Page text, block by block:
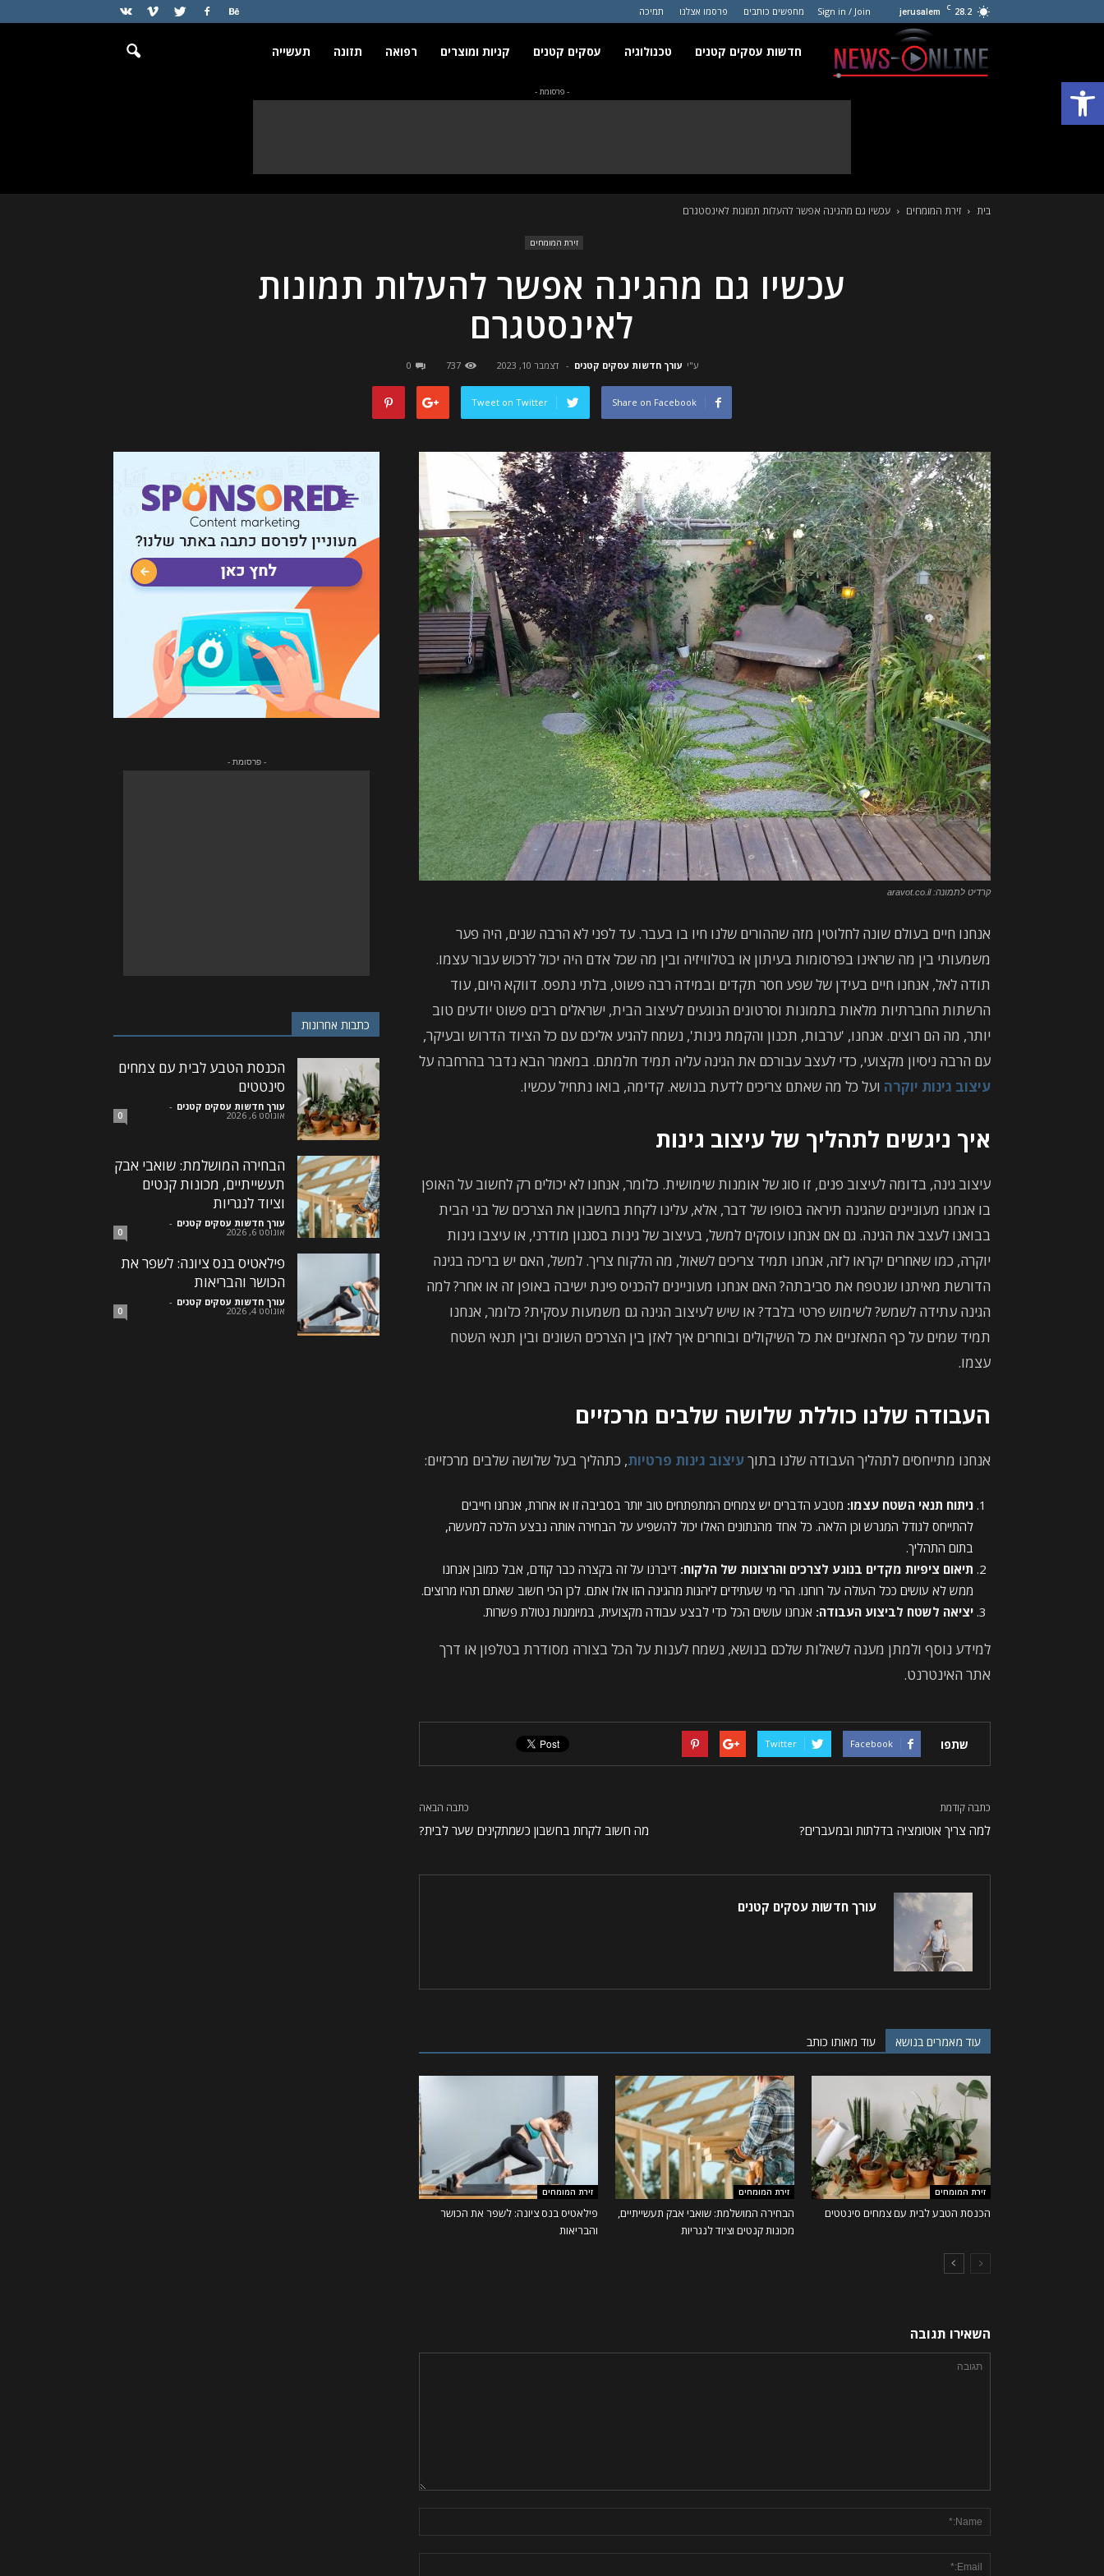
פתח סרגל נגישות
28.2
C
jerusalem
Sign in / Join מחפשים כותבים פרסמו אצלנו תמיכה
חדשות
חדשות עסקים קטנים טכנולוגיה עסקים קטנים קניות ומוצרים רפואה תזונה תעשייה
- פרסומת -
בית זירת המומחים עכשיו גם מהגינה אפשר להעלות תמונות לאינסטגרם
זירת המומחים
עכשיו גם מהגינה אפשר להעלות תמונות
לאינסטגרם
ע"י עורך חדשות עסקים קטנים - דצמבר 10, 2023 737
0
Share on Facebook
Tweet on Twitter
קרדיט לתמונה: aravot.co.il
אנחנו חיים בעולם שונה לחלוטין מזה שההורים שלנו חיו בו בעבר. עד לפני לא הרבה שנים, היה פער
משמעותי בין מה שראינו בפרסומות בעיתון או בטלוויזיה ובין מה שכל אדם היה יכול לרכוש עבור עצמו.
תודה לאל, אנחנו חיים בעידן של שפע חסר תקדים ובמידה רבה פשוט, בלתי נתפס. דווקא היום, עוד
הרשתות החברתיות מלאות בתמונות וסרטונים הנוגעים לעיצוב הבית, ישראלים רבים פשוט יודעים טוב
יותר, מה הם רוצים. אנחנו, 'ערבות, תכנון והקמת גינות', נשמח להגיע אליכם עם כל הציוד הדרוש ובעיקר,
עם הרבה ניסיון מקצועי, כדי לעצב עבורכם את הגינה עליה תמיד חלמתם. במאמר הבא נדבר בהרחבה על
עיצוב גינות יוקרה ועל כל מה שאתם צריכים לדעת בנושא. קדימה, בואו נתחיל עכשיו.
איך ניגשים לתהליך של עיצוב גינות
עיצוב גינה, בדומה לעיצוב פנים, זו סוג של אומנות שימושית. כלומר, אנחנו לא יכולים רק לחשוב על האופן
בו אנחנו מעוניינים שהגינה תיראה בסופו של דבר, אלא, עלינו לקחת בחשבון את הצרכים של בני הבית
בבואנו לעצב את הגינה. גם אם אנחנו עוסקים למשל, בעיצוב של גינות בסגנון מודרני, או עיצבו גינות
יוקרה, כמו שאחרים יקראו לזה, אנחנו תמיד צריכים לשאול, מה הלקוח צריך. למשל, האם יש בריכה בגינה
הדורשת מאיתנו שנטפח את סביבתה? האם אנחנו מעוניינים להכניס פינת ישיבה באופן זה או אחר? למה
הגינה עתידה לשמש? לשימוש פרטי בלבד? או שיש לעיצוב הגינה גם משמעות עסקית? כלומר, אנחנו
תמיד שמים על כף המאזניים את כל השיקולים ובוחרים איך לאזן בין הצרכים השונים ובין תנאי השטח
עצמו.
העבודה שלנו כוללת שלושה שלבים מרכזיים
אנחנו מתייחסים לתהליך העבודה שלנו בתוךעיצוב גינות פרטיות, כתהליך בעל שלושה שלבים מרכזיים:
ניתוח תנאי השטח עצמו: מטבע הדברים יש צמחים המתפתחים טוב יותר בסביבה זו או אחרת, אנחנו חייבים
להתייחס לגודל המגרש וכן הלאה. כל אחד מהנתונים האלו יכול להשפיע על הבחירה אותה נבצע הלכה למעשה,
בתום התהליך.
תיאום ציפיות מקדים בנוגע לצרכים והרצונות של הלקוח: דיברנו על זה בקצרה כבר קודם, אבל כמובן אנחנו
ממש לא עושים ככל העולה על רוחנו. הרי מי שעתידים ליהנות מהגינה הזו אלו אתם. לכן הכי חשוב שאתם תהיו מרוצים.
יציאה לשטח לביצוע העבודה: אנחנו עושים הכל כדי לבצע עבודה מקצועית, במיומנות נטולת פשרות.
למידע נוסף ולמתן מענה לשאלות שלכם בנושא, נשמח לענות על הכל בצורה מסודרת בטלפון או דרך
אתר האינטרנט.
שתפו Facebook
Twitter
כתבה קודמת
למה צריך אוטומציה בדלתות ובמעברים?
כתבה הבאה
מה חשוב לקחת בחשבון כשמתקינים שער לבית?
עורך חדשות עסקים קטנים
עוד מאמרים בנושא עוד מאותו כותב
זירת המומחים
הכנסת הטבע לבית עם צמחים סינטטים
זירת המומחים
הבחירה המושלמת: שואבי אבק תעשייתיים,
מכונות קנטים וציוד לנגריות
זירת המומחים
פילאטיס בנס ציונה: לשפר את הכושר
והבריאות
השאירו תגובה
- פרסומת -
כתבות אחרונות
הכנסת הטבע לבית עם צמחים
סינטטים
עורך חדשות עסקים קטנים -
אוגוסט 6, 2026 0
הבחירה המושלמת: שואבי אבק
תעשייתיים, מכונות קנטים
וציוד לנגריות
עורך חדשות עסקים קטנים -
אוגוסט 6, 2026 0
פילאטיס בנס ציונה: לשפר את
הכושר והבריאות
עורך חדשות עסקים קטנים -
אוגוסט 4, 2026 0